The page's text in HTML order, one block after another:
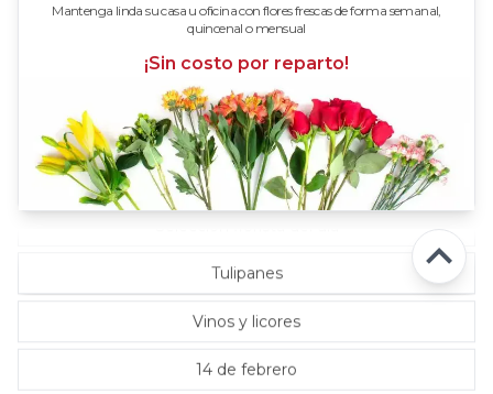
Mantenga linda su casa u oficina con flores frescas de forma semanal,
quincenal o mensual
¡Sin costo por reparto!
14 de febrero
Rosas Fucsia
Rosas Rojas
Rosas Rosadas
Tulipanes
Vinos y licores